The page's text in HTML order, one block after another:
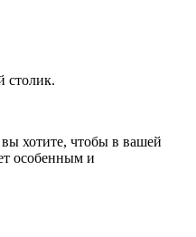
столик.
хотите, чтобы в вашей
особенным и